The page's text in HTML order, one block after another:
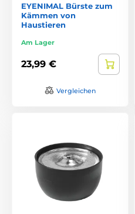
EYENIMAL Bürste zum
Kämmen von
Haustieren
Am Lager
23,99 €
Vergleichen